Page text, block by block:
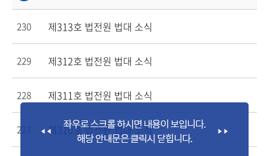
230 제313호 법전원 법대 소식
229 제312호 법전원 법대 소식
228 제311호 법전원 법대 소식
227 제310호 법전원 법대 소식